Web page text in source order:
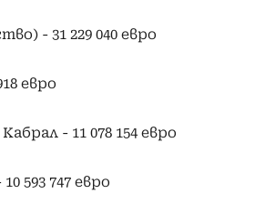
- 31 229 040 евро
евро
- 11 078 154 евро
593 747 евро